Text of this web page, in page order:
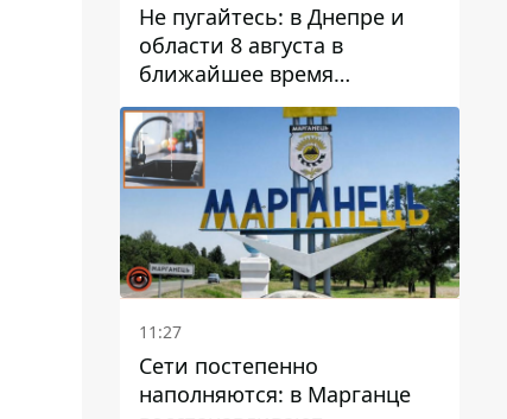
Не пугайтесь: в Днепре и
области 8 августа в
ближайшее время
ожидается гроза
11:27
Сети постепенно
наполняются: в Марганце